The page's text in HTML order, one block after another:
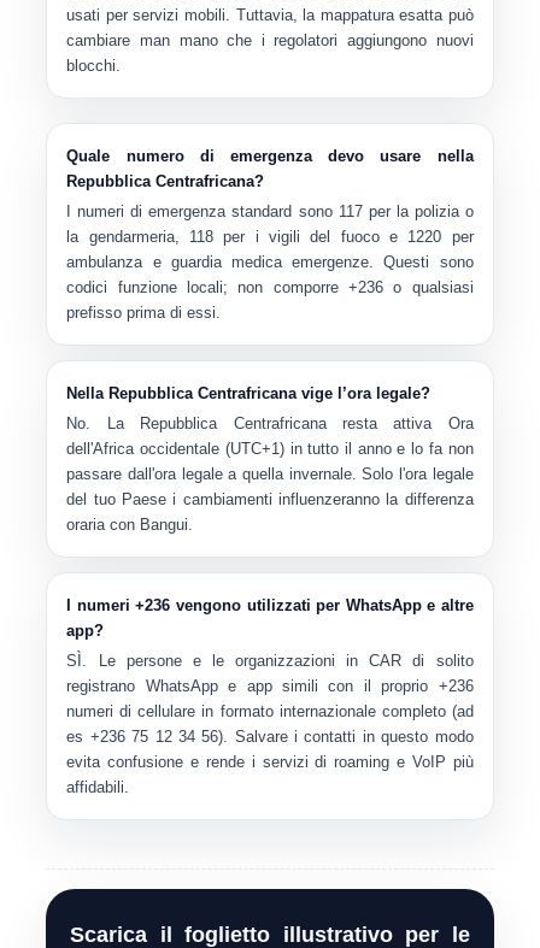
usati per servizi mobili. Tuttavia, la mappatura esatta può
cambiare man mano che i regolatori aggiungono nuovi
blocchi.
Quale numero di emergenza devo usare nella
Repubblica Centrafricana?
I numeri di emergenza standard sono 117per la polizia o
la gendarmeria, 118 per i vigili del fuoco e 1220 per
ambulanza e guardia medica emergenze. Questi sono
codici funzione locali; non comporre +236 o qualsiasi
prefisso prima di essi.
Nella Repubblica Centrafricana vige l’ora legale?
No. La Repubblica Centrafricana resta attiva Ora
dell'Africa occidentale (UTC+1)in tutto il anno e lo fa non
passare dall'ora legale a quella invernale. Solo l'ora legale
del tuo Paese i cambiamenti influenzeranno la differenza
oraria con Bangui.
I numeri +236 vengono utilizzati per WhatsApp e altre
app?
SÌ. Le persone e le organizzazioni in CAR di solito
registrano WhatsApp e app simili con il proprio +236
numeri di cellulare in formato internazionale completo (ad
es +236 75 12 34 56). Salvare i contatti in questo modo
evita confusione e rende i servizi di roaming e VoIP più
affidabili.
Scarica il foglietto illustrativo per le